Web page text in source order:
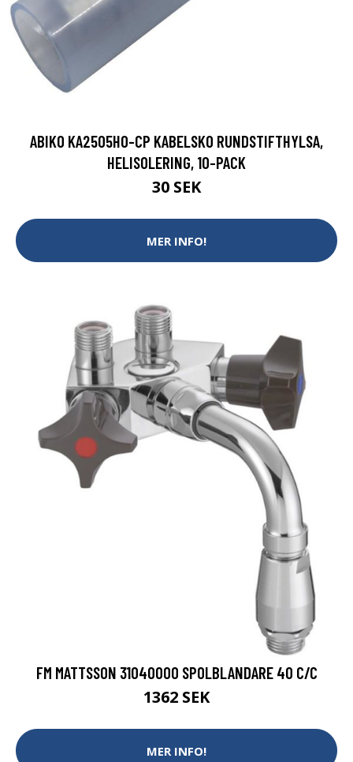
ABIKO KA2505HO-CP KABELSKO RUNDSTIFTHYLSA,
HELISOLERING, 10-PACK
30 SEK
MER INFO!
FM MATTSSON 31040000 SPOLBLANDARE 40 C/C
1362 SEK
MER INFO!